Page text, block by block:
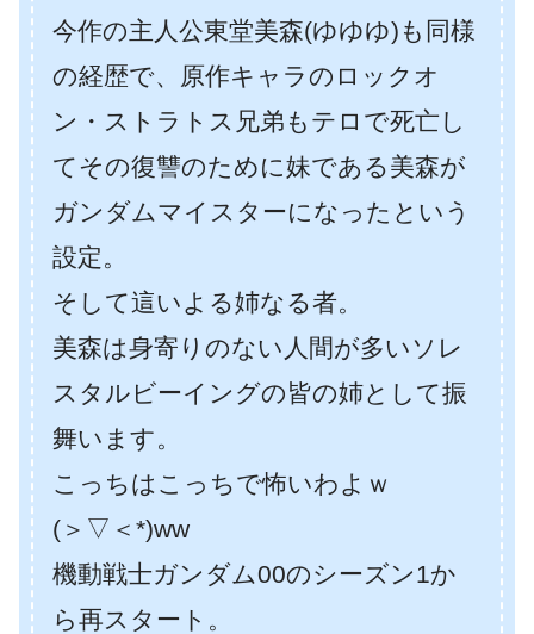
今作の主人公東堂美森(ゆゆゆ)も同様
の経歴で、原作キャラのロックオ
ン・ストラトス兄弟もテロで死亡し
てその復讐のために妹である美森が
ガンダムマイスターになったという
設定。
そして這いよる姉なる者。
美森は身寄りのない人間が多いソレ
スタルビーイングの皆の姉として振
舞います。
こっちはこっちで怖いわよｗ
(＞▽＜*)ww
機動戦士ガンダム00のシーズン1か
ら再スタート。